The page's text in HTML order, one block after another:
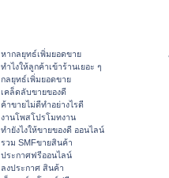
หากลยุทธ์เพิ่มยอดขาย
ทําไงให้ลูกค้าเข้าร้านเยอะ ๆ
กลยุทธ์เพิ่มยอดขาย
เคล็ดลับขายของดี
ค้าขายไม่ดีทำอย่างไรดี
งานโพสโปรโมทงาน
ทํายังไงให้ขายของดี ออนไลน์
รวม SMFขายสินค้า
ประกาศฟรีออนไลน์
ลงประกาศ สินค้า